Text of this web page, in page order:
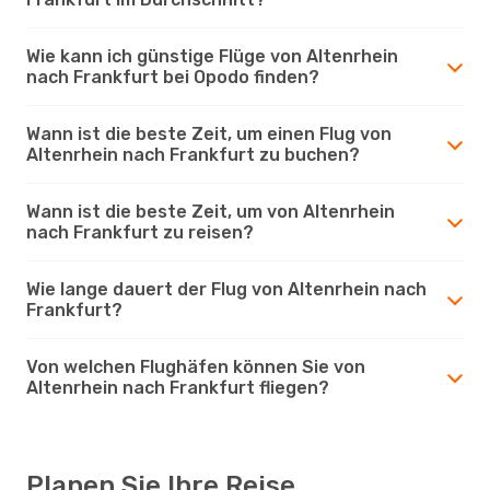
Wie kann ich günstige Flüge von Altenrhein
nach Frankfurt bei Opodo finden?
Wann ist die beste Zeit, um einen Flug von
Altenrhein nach Frankfurt zu buchen?
Wann ist die beste Zeit, um von Altenrhein
nach Frankfurt zu reisen?
Wie lange dauert der Flug von Altenrhein nach
Frankfurt?
Von welchen Flughäfen können Sie von
Altenrhein nach Frankfurt fliegen?